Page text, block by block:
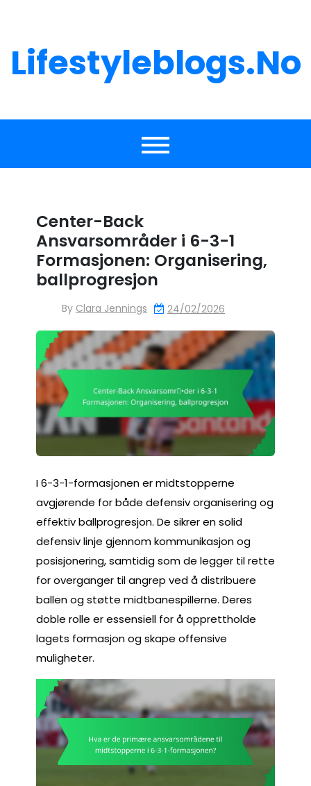
Lifestyleblogs.no
Center-Back
Ansvarsområder i 6-3-1
Formasjonen: Organisering,
ballprogresjon
By Clara Jennings 24/02/2026
I 6-3-1-formasjonen er midtstopperne
avgjørende for både defensiv organisering og
effektiv ballprogresjon. De sikrer en solid
defensiv linje gjennom kommunikasjon og
posisjonering, samtidig som de legger til rette
for overganger til angrep ved å distribuere
ballen og støtte midtbanespillerne. Deres
doble rolle er essensiell for å opprettholde
lagets formasjon og skape offensive
muligheter.